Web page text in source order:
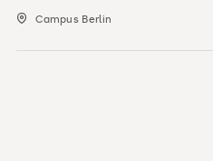
Campus Berlin